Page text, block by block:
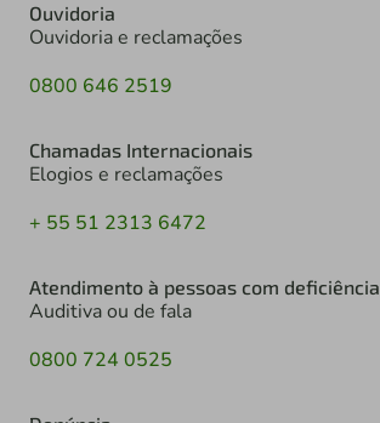
Ouvidoria
Ouvidoria e reclamações
0800 646 2519
Chamadas Internacionais
Elogios e reclamações
+ 55 51 2313 6472
Atendimento à pessoas com deficiência
Auditiva ou de fala
0800 724 0525